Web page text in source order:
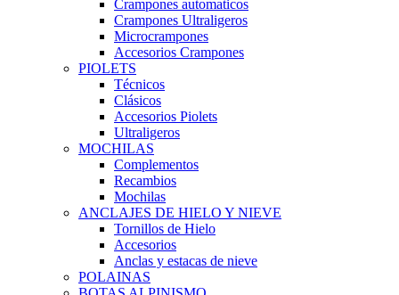
Crampones automaticos
Crampones Ultraligeros
Microcrampones
Accesorios Crampones
PIOLETS
Técnicos
Clásicos
Accesorios Piolets
Ultraligeros
MOCHILAS
Complementos
Recambios
Mochilas
ANCLAJES DE HIELO Y NIEVE
Tornillos de Hielo
Accesorios
Anclas y estacas de nieve
POLAINAS